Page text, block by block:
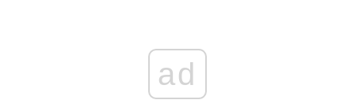
ad